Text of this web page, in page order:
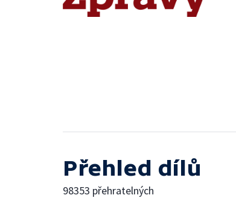
Přehled dílů
98353 přehratelných